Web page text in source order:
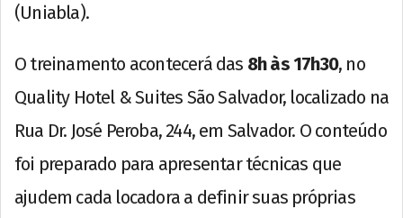
(Uniabla).
O treinamento acontecerá das 8h às 17h30, no
Quality Hotel & Suites São Salvador, localizado na
Rua Dr. José Peroba, 244, em Salvador. O conteúdo
foi preparado para apresentar técnicas que
ajudem cada locadora a definir suas próprias